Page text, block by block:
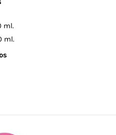
ml.
ml.